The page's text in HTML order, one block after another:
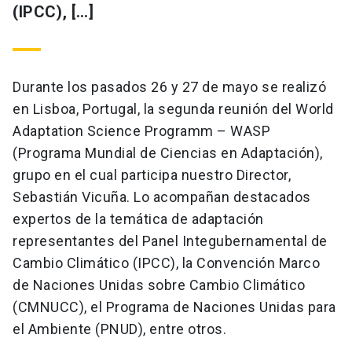
(IPCC), […]
Durante los pasados 26 y 27 de mayo se realizó
en Lisboa, Portugal, la segunda reunión del World
Adaptation Science Programm – WASP
(Programa Mundial de Ciencias en Adaptación),
grupo en el cual participa nuestro Director,
Sebastián Vicuña. Lo acompañan destacados
expertos de la temática de adaptación
representantes del Panel Integubernamental de
Cambio Climático (IPCC), la Convención Marco
de Naciones Unidas sobre Cambio Climático
(CMNUCC), el Programa de Naciones Unidas para
el Ambiente (PNUD), entre otros.